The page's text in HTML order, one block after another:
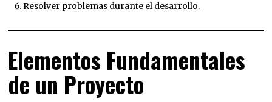
Resolver problemas durante el desarrollo.
Elementos Fundamentales
de un Proyecto